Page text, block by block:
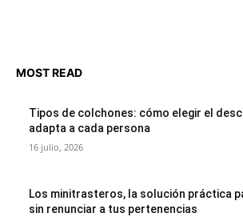
MOST READ
Tipos de colchones: cómo elegir el
adapta a cada persona
16 julio, 2026
Los minitrasteros, la solución práctica
sin renunciar a tus pertenencias